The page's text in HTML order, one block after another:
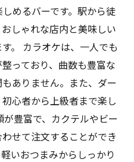
めるバーです。駅から徒
しゃれな店内と美味しい
。 カラオケは、一人でも
っており、曲数も豊富な
ありません。また、ダー
心者から上級者まで楽し
豊富で、カクテルやビー
せて注文することができ
いおつまみからしっかり